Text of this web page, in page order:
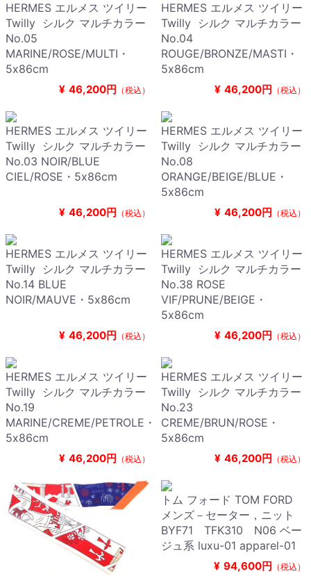
HERMES エルメス ツイリー
Twilly シルク マルチカラー
No.05
MARINE/ROSE/MULTI・
5x86cm
¥ 46,200円 （税込）
HERMES エルメス ツイリー
Twilly シルク マルチカラー
No.04
ROUGE/BRONZE/MASTI・
5x86cm
¥ 46,200円 （税込）
HERMES エルメス ツイリー
Twilly シルク マルチカラー
No.03 NOIR/BLUE
CIEL/ROSE・5x86cm
¥ 46,200円 （税込）
HERMES エルメス ツイリー
Twilly シルク マルチカラー
No.08
ORANGE/BEIGE/BLUE・
5x86cm
¥ 46,200円 （税込）
HERMES エルメス ツイリー
Twilly シルク マルチカラー
No.14 BLUE
NOIR/MAUVE・5x86cm
¥ 46,200円 （税込）
HERMES エルメス ツイリー
Twilly シルク マルチカラー
No.38 ROSE
VIF/PRUNE/BEIGE・
5x86cm
¥ 46,200円 （税込）
HERMES エルメス ツイリー
Twilly シルク マルチカラー
No.19
MARINE/CREME/PETROLE・
5x86cm
¥ 46,200円 （税込）
HERMES エルメス ツイリー
Twilly シルク マルチカラー
No.23
CREME/BRUN/ROSE・
5x86cm
¥ 46,200円 （税込）
トム フォード TOM FORD
メンズ－セーター，ニット
BYF71 TFK310 N06 ベー
ジュ系 luxu-01 apparel-01
¥ 94,600円 （税込）